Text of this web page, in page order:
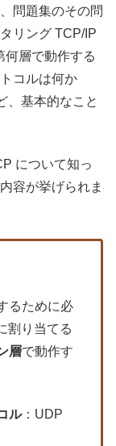
問題集のその問
リング TCP/IP
何層で動作する
コルは何か
、基本的なこと
について知っ
容が挙げられま
るために必
割り当てる
層で動作す
ル：UDP